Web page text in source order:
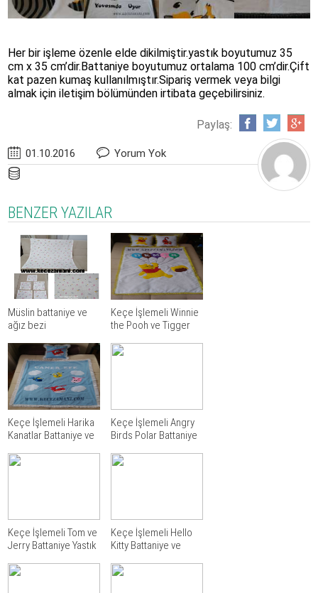
Her bir işleme özenle elde dikilmiştir.yastık boyutumuz 35
cm x 35 cm’dir.Battaniye boyutumuz ortalama 100 cm’dir.Çift
kat pazen kumaş kullanılmıştır.Sipariş vermek veya bilgi
almak için iletişim bölümünden irtibata geçebilirsiniz.
Paylaş:
01.10.2016 Yorum Yok
BENZER YAZILAR
Müslin battaniye ve
ağız bezi
Keçe İşlemeli Winnie
the Pooh ve Tigger
Takımı
Keçe İşlemeli Harika
Kanatlar Battaniye ve
Keçe İşlemeli Angry
Birds Polar Battaniye
Keçe İşlemeli Tom ve
Jerry Battaniye Yastık
Keçe İşlemeli Hello
Kitty Battaniye ve